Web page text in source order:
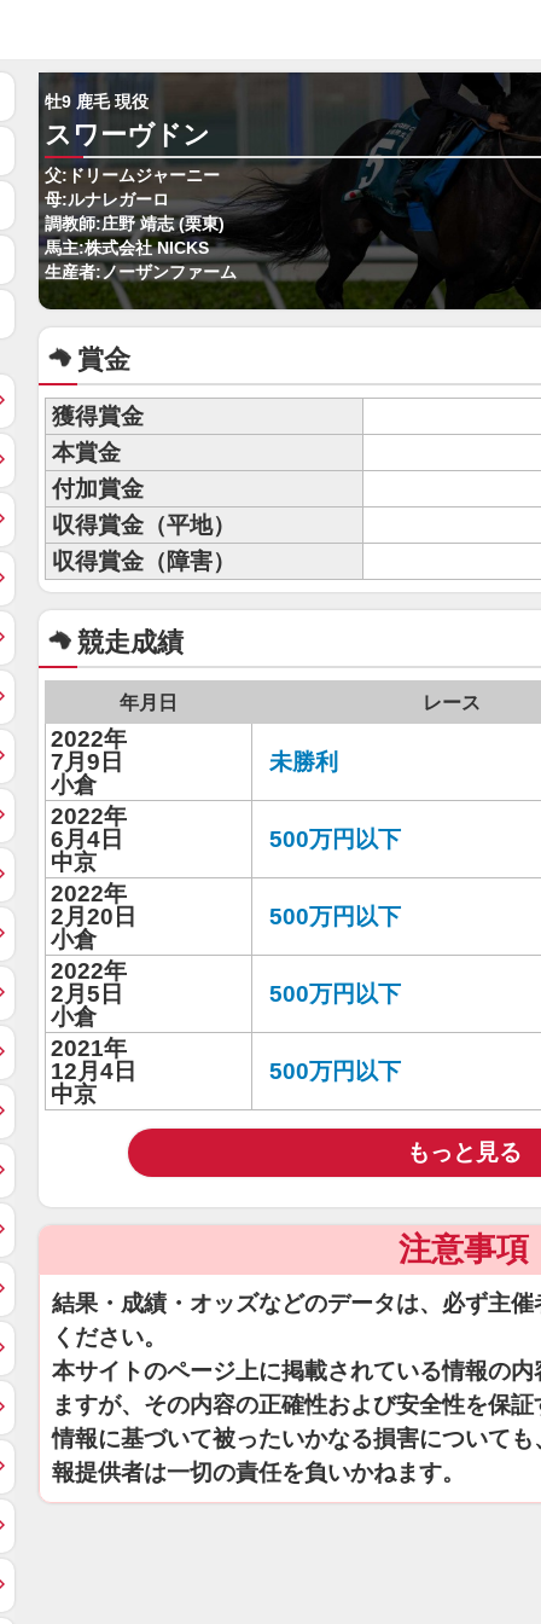
牡9 鹿毛 現役
スワーヴドン
父:ドリームジャーニー
母:ルナレガーロ
調教師:庄野 靖志 (栗東)
馬主:株式会社 NICKS
生産者:ノーザンファーム
賞金
獲得賞金
本賞金
付加賞金
収得賞金（平地）
収得賞金（障害）
競走成績
年月日 レース
2022年
7月9日
小倉
未勝利
2022年
6月4日
中京
500万円以下
2022年
2月20日
小倉
500万円以下
2022年
2月5日
小倉
500万円以下
2021年
12月4日
中京
500万円以下
もっと見る
注意事項
結果・成績・オッズなどのデータは、必ず主
ください。
本サイトのページ上に掲載されている情報の
ますが、その内容の正確性および安全性を保
情報に基づいて被ったいかなる損害について
報提供者は一切の責任を負いかねます。